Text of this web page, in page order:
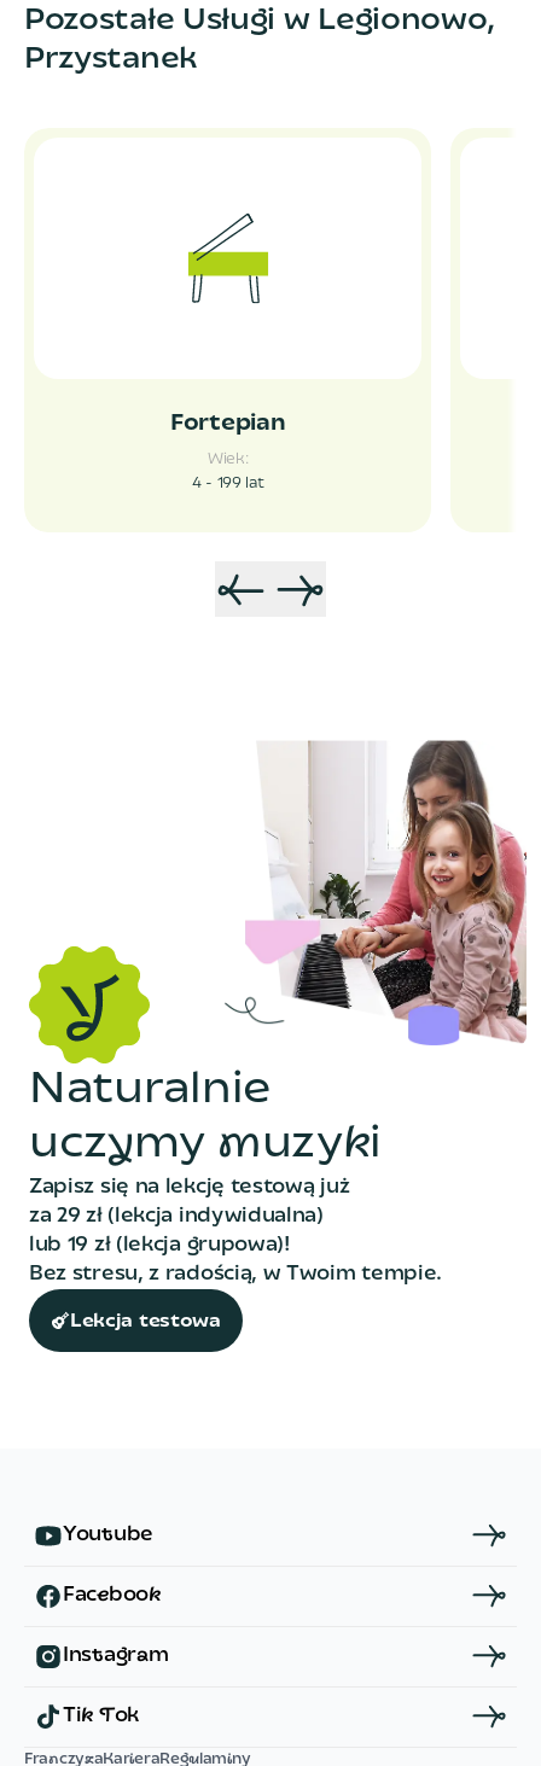
Pozostałe Usługi w Legionowo,
Przystanek
Fortepian
Wiek:
4 - 199 lat
Naturalnie
uczymy muzyki
Zapisz się na lekcję testową już
za 29 zł (lekcja indywidualna)
lub 19 zł (lekcja grupowa)!
Bez stresu, z radością, w Twoim tempie.
Lekcja testowa
Youtube
Facebook
Instagram
Tik Tok
FranczyzaKarieraRegulaminy